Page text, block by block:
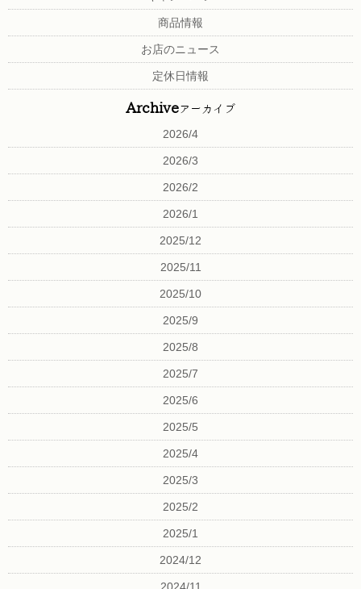
商品情報
お店のニュース
定休日情報
Archiveアーカイブ
2026/4
2026/3
2026/2
2026/1
2025/12
2025/11
2025/10
2025/9
2025/8
2025/7
2025/6
2025/5
2025/4
2025/3
2025/2
2025/1
2024/12
2024/11